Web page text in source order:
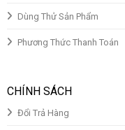
Dùng Thử Sản Phẩm
Phương Thức Thanh Toán
CHÍNH SÁCH
Đổi Trả Hàng